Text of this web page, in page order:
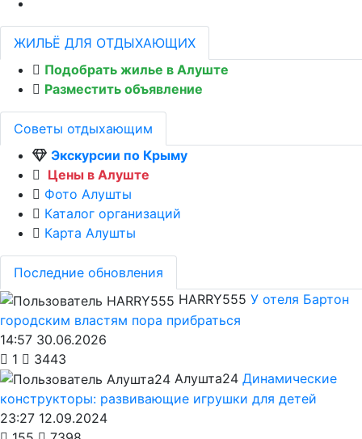
ЖИЛЬЁ ДЛЯ ОТДЫХАЮЩИХ
Подобрать жилье в Алуште
Разместить объявление
Советы отдыхающим
Экскурсии по Крыму
Цены в Алуште
Фото Алушты
Каталог организаций
Карта Алушты
Последние обновления
HARRY555 У отеля Бартон
городским властям пора прибраться
14:57 30.06.2026
1
3443
Алушта24 Динамические
конструкторы: развивающие игрушки для детей
23:27 12.09.2024